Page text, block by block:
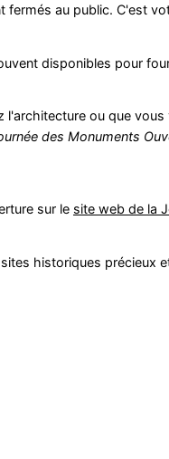
au public. C'est
disponibles pour
ou que
des Monuments
sur le site web de la
historiques précieux